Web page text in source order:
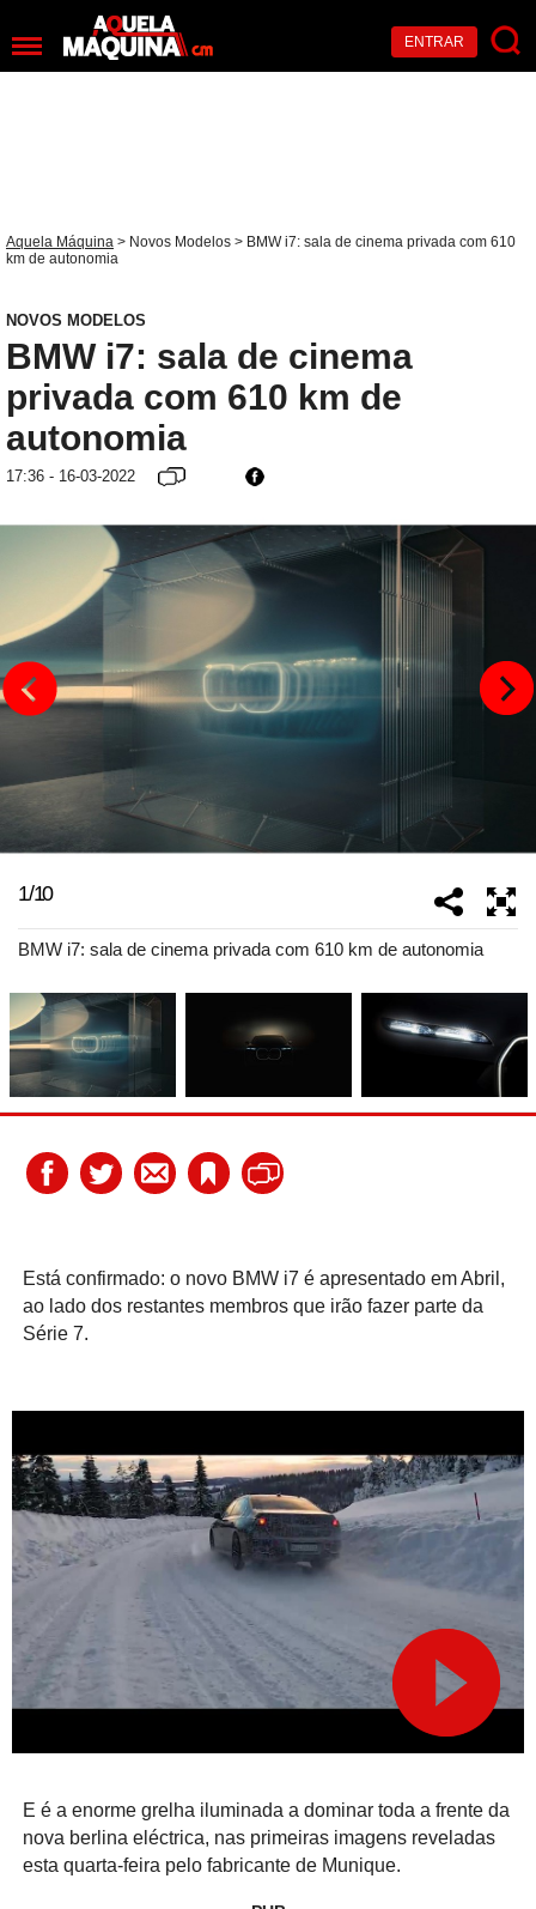
ENTRAR
Aquela Máquina > Novos Modelos > BMW i7: sala de cinema privada com 610
km de autonomia
NOVOS MODELOS
BMW i7: sala de cinema
privada com 610 km de
autonomia
17:36 - 16-03-2022
1/10
BMW i7: sala de cinema privada com 610 km de autonomia
Está confirmado: o novo BMW i7 é apresentado em Abril,
ao lado dos restantes membros que irão fazer parte da
Série 7.
E é a enorme grelha iluminada a dominar toda a frente da
nova berlina eléctrica, nas primeiras imagens reveladas
esta quarta-feira pelo fabricante de Munique.